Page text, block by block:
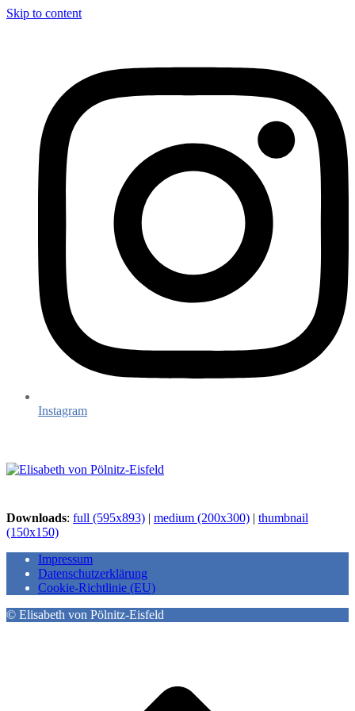
Skip to content
Instagram
Downloads: full (595x893) | medium (200x300) | thumbnail
(150x150)
Impressum
Datenschutzerklärung
Cookie-Richtlinie (EU)
© Elisabeth von Pölnitz-Eisfeld